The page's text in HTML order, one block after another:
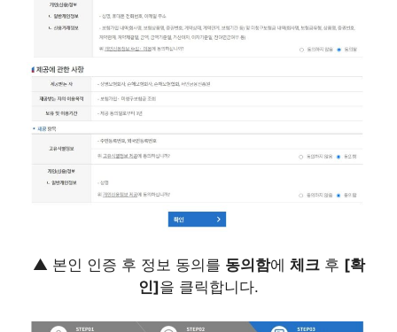
▲ 본인 인증 후 정보 동의를 동의함에 체크후 [확
인]을 클릭합니다.